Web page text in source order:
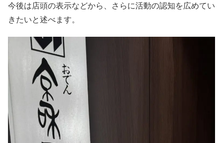
今後は店頭の表示などから、さらに活動の認知を広めてい
きたいと述べます。